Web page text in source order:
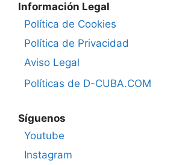
Información Legal
Política de Cookies
Política de Privacidad
Aviso Legal
Políticas de D-CUBA.COM
Síguenos
Youtube
Instagram